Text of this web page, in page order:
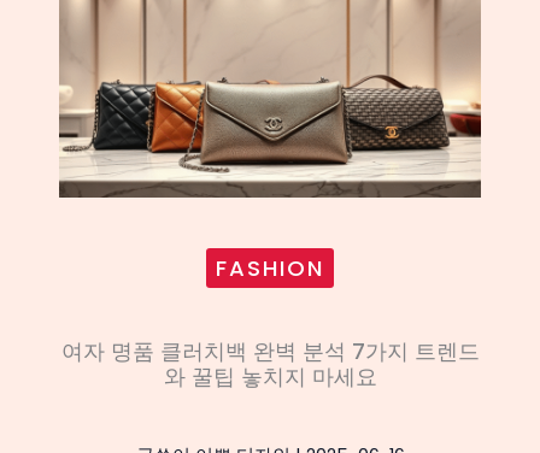
FASHION
여자 명품 클러치백 완벽 분석 7가지 트렌드
와 꿀팁 놓치지 마세요